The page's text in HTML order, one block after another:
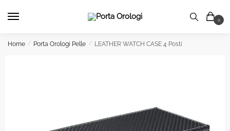
0
Home / Porta Orologi Pelle / LEATHER WATCH CASE 4 Posti